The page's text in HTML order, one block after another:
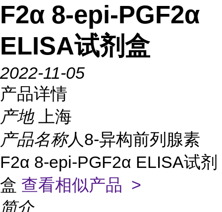
F2α 8-epi-PGF2α
ELISA试剂盒
2022-11-05
产品详情
产地
上海
产品名称人8-异构前列腺素
F2α 8-epi-PGF2α ELISA试剂
盒 查看相似产品 >
简介